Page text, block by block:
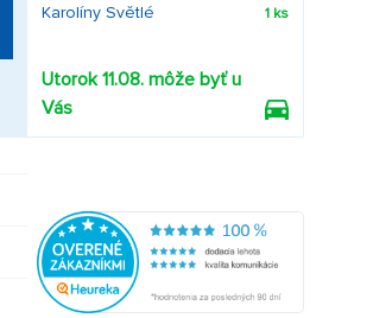
Karolíny Světlé 1 ks
Utorok 11.08. môže byť u
Vás